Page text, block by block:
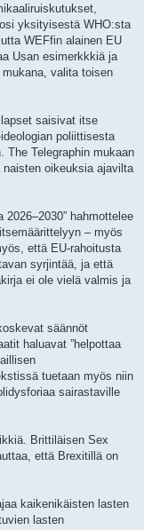
yksityisestä WHO:sta
WEFfin alainen EU
Usan esimerkkkiä ja
valita toisen
saisivat itse
poliittisesta
The Telegraphin mukaan
oikeuksia ajavilta
hahmottelee
– myös
että EU-rahoitusta
syrjintää, ja että
ei ole vielä valmis ja
säännöt
haluavat ”helpottaa
tuetaan myös niin
sairastaville
Brittiläisen Sex
että Brexitillä on
kaikenikäisten lasten
lasten